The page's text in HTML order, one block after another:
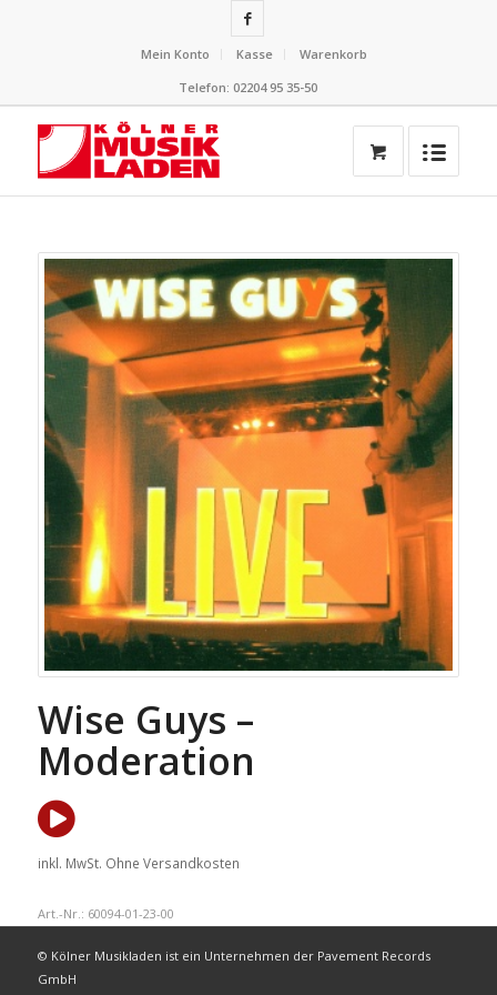
Mein Konto Kasse
Warenkorb
Telefon: 02204 95 35-50
Wise Guys –
Moderation
inkl. MwSt. Ohne Versandkosten
Art.-Nr.: 60094-01-23-00
© Kölner Musikladen ist ein Unternehmen der Pavement Records
GmbH